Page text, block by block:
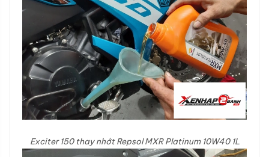
Exciter 150 thay nhớt Repsol MXR Platinum 10W40 1L